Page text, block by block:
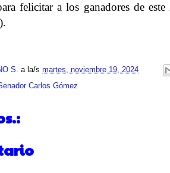
felicitar a los ganadores de
S. a la/s martes, noviembre 19, 2024
Carlos Gómez